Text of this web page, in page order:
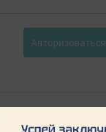
Авторизоваться